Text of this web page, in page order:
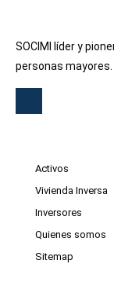
SOCIMI líder y
personas mayores.
Activos
Vivienda Inversa
Inversores
Quienes somos
Sitemap